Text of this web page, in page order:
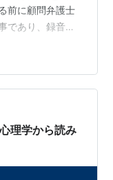
前に顧問弁護士
であり、録音公
せんでした。 で
よね・・・多分。
にしろ暑さを直
だ・・・一時の
て： 恐らくは直
理学から読み